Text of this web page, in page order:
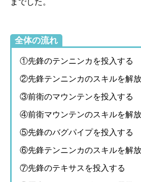
全体の流れ
①先鋒のテンニンカを投入する
②先鋒テンニンカのスキルを解
③前衛のマウンテンを投入する
④前衛マウンテンのスキルを解
⑤先鋒のバグパイプを投入する
⑥先鋒テンニンカのスキルを解
⑦先鋒のテキサスを投入する